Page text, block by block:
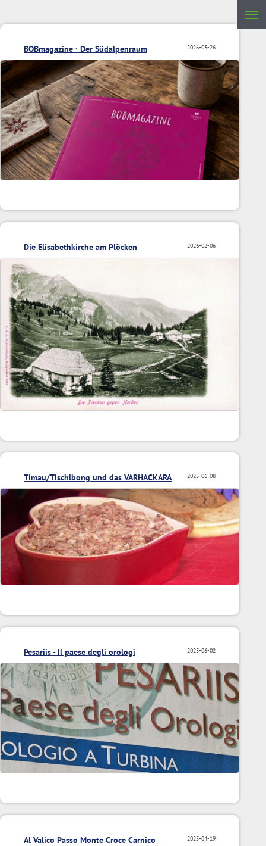
2026-03-26
BOBmagazine · Der Südalpenraum
2026-02-06
Die Elisabethkirche am Plöcken
2025-06-08
Timau/Tischlbong und das VARHACKARA
2025-06-02
Pesariis - Il paese degli orologi
2025-04-19
Al Valico Passo Monte Croce Carnico